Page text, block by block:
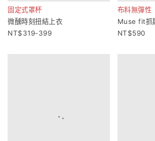
固定式罩杯
微醺時刻扭結上衣
319-399
布料無彈性
Muse fit抓
590